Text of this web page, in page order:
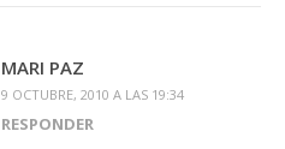
MARI PAZ
9 OCTUBRE, 2010 A LAS 19:34
RESPONDER